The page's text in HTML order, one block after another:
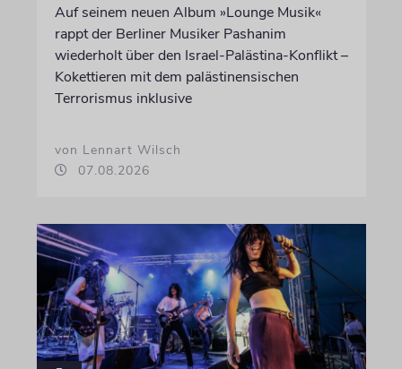
Auf seinem neuen Album »Lounge Musik«
rappt der Berliner Musiker Pashanim
wiederholt über den Israel-Palästina-Konflikt –
Kokettieren mit dem palästinensischen
Terrorismus inklusive
von Lennart Wilsch
07.08.2026